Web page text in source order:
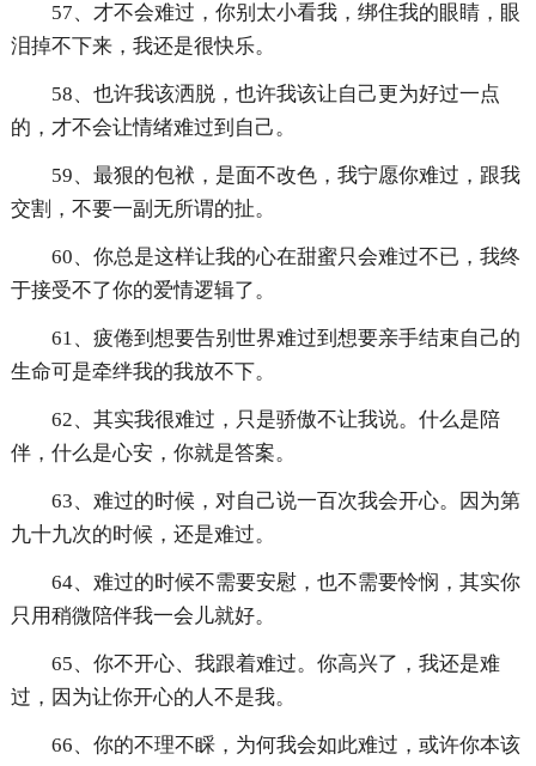
57、才不会难过，你别太小看我，绑住我的眼睛，眼
泪掉不下来，我还是很快乐。
58、也许我该洒脱，也许我该让自己更为好过一点
的，才不会让情绪难过到自己。
59、最狠的包袱，是面不改色，我宁愿你难过，跟我
交割，不要一副无所谓的扯。
60、你总是这样让我的心在甜蜜只会难过不已，我终
于接受不了你的爱情逻辑了。
61、疲倦到想要告别世界难过到想要亲手结束自己的
生命可是牵绊我的我放不下。
62、其实我很难过，只是骄傲不让我说。什么是陪
伴，什么是心安，你就是答案。
63、难过的时候，对自己说一百次我会开心。因为第
九十九次的时候，还是难过。
64、难过的时候不需要安慰，也不需要怜悯，其实你
只用稍微陪伴我一会儿就好。
65、你不开心、我跟着难过。你高兴了，我还是难
过，因为让你开心的人不是我。
66、你的不理不睬，为何我会如此难过，或许你本该